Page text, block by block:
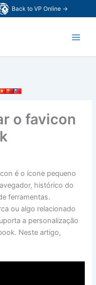
Back to VP Online →
o favicon
é o ícone pequeno
histórico do
ferramentas.
ou algo relacionado
a personalização
Neste artigo,